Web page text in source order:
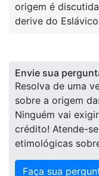
origem é
derive do Eslávico
Envie sua
Resolva de uma
sobre a origem
Ninguém vai
crédito! Atende-
etimológicas
Faça sua